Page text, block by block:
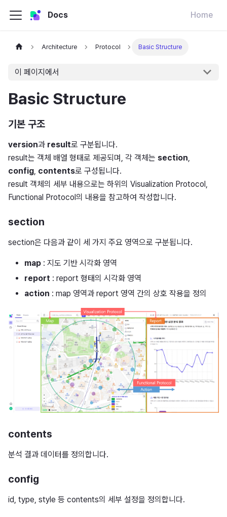
Docs Home
Architecture Protocol Basic Structure
이 페이지에서
Basic Structure
기본 구조
version과 result로 구분됩니다.
result는 객체 배열 형태로 제공되며, 각 객체는 section,
config, contents로 구성됩니다.
result 객체의 세부 내용으로는 하위의 Visualization Protocol,
Functional Protocol의 내용을 참고하여 작성합니다.
section
section은 다음과 같이 세 가지 주요 영역으로 구분됩니다.
map : 지도 기반 시각화 영역
report : report 형태의 시각화 영역
action : map 영역과 report 영역 간의 상호 작용을 정의
contents
분석 결과 데이터를 정의합니다.
config
id, type, style 등 contents의 세부 설정을 정의합니다.